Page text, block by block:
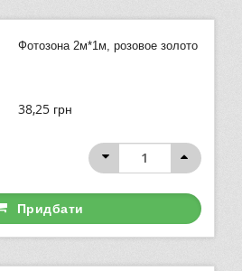
Фотозона 2м*1м, розовое золото
38,25 грн
Придбати